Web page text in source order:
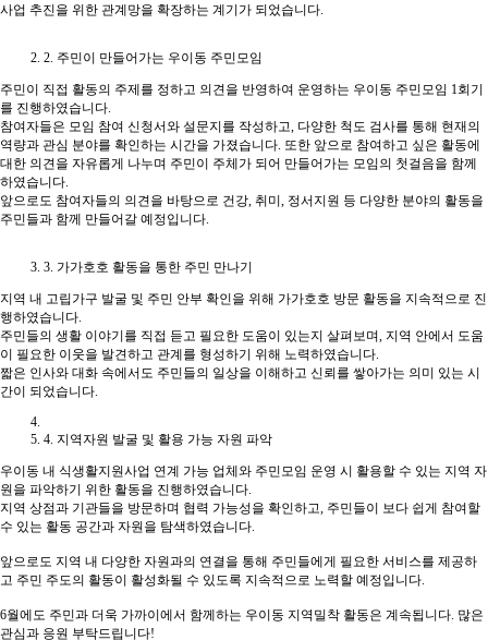
사업 추진을 위한 관계망을 확장하는 계기가 되었습니다.
2. 주민이 만들어가는 우이동 주민모임
주민이 직접 활동의 주제를 정하고 의견을 반영하여 운영하는 우이동 주민모임 1회기
를 진행하였습니다.
참여자들은 모임 참여 신청서와 설문지를 작성하고, 다양한 척도 검사를 통해 현재의
역량과 관심 분야를 확인하는 시간을 가졌습니다. 또한 앞으로 참여하고 싶은 활동에
대한 의견을 자유롭게 나누며 주민이 주체가 되어 만들어가는 모임의 첫걸음을 함께
하였습니다.
앞으로도 참여자들의 의견을 바탕으로 건강, 취미, 정서지원 등 다양한 분야의 활동을
주민들과 함께 만들어갈 예정입니다.
3. 가가호호 활동을 통한 주민 만나기
지역 내 고립가구 발굴 및 주민 안부 확인을 위해 가가호호 방문 활동을 지속적으로 진
행하였습니다.
주민들의 생활 이야기를 직접 듣고 필요한 도움이 있는지 살펴보며, 지역 안에서 도움
이 필요한 이웃을 발견하고 관계를 형성하기 위해 노력하였습니다.
짧은 인사와 대화 속에서도 주민들의 일상을 이해하고 신뢰를 쌓아가는 의미 있는 시
간이 되었습니다.
4. 지역자원 발굴 및 활용 가능 자원 파악
우이동 내 식생활지원사업 연계 가능 업체와 주민모임 운영 시 활용할 수 있는 지역 자
원을 파악하기 위한 활동을 진행하였습니다.
지역 상점과 기관들을 방문하며 협력 가능성을 확인하고, 주민들이 보다 쉽게 참여할
수 있는 활동 공간과 자원을 탐색하였습니다.
앞으로도 지역 내 다양한 자원과의 연결을 통해 주민들에게 필요한 서비스를 제공하
고 주민 주도의 활동이 활성화될 수 있도록 지속적으로 노력할 예정입니다.
6월에도 주민과 더욱 가까이에서 함께하는 우이동 지역밀착 활동은 계속됩니다. 많은
관심과 응원 부탁드립니다!